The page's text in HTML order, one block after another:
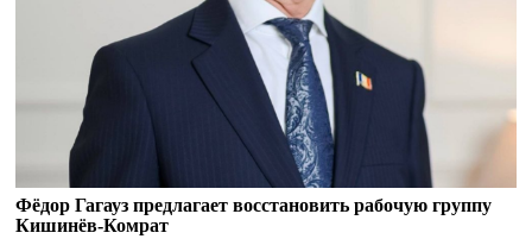
Фёдор Гагауз предлагает восстановить рабочую группу
Кишинёв-Комрат